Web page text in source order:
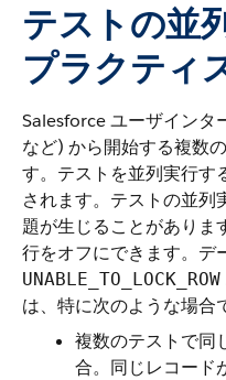
テストの並
プラクティ
Salesforce ユーザインタ
など) から開始する複数
す。テストを並列実行す
されます。テストの並列
題が生じることがありま
行をオフにできます。デ
UNABLE_TO_LOCK_ROW
は、特に次のような場合
複数のテストで同
合。同じレコード